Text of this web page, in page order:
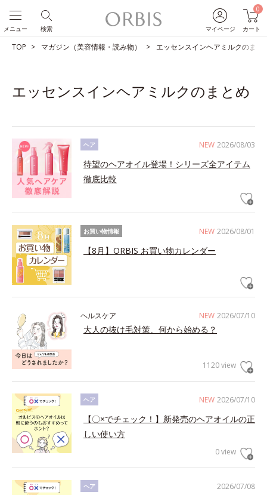
マイページ
0
カート
検索
メニュー
TOP マガジン（美容情報・読み物） エッセンスインヘアミルクのまと
エッセンスインヘアミルクのまとめ
NEW 2026/08/03
ヘア
待望のヘアオイル登場！シリーズ全アイテム
徹底比較
NEW 2026/08/01
お買い物情報
【8月】ORBIS お買い物カレンダー
NEW 2026/07/10
ヘルスケア
大人の抜け毛対策、何から始める？
1120 view
NEW 2026/07/10
ヘア
【〇×でチェック！】新発売のヘアオイルの正
しい使い方
0 view
2026/07/08
ヘア